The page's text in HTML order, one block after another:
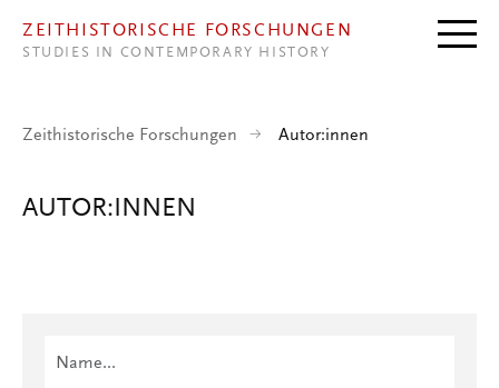
ZEITHISTORISCHE FORSCHUNGEN
STUDIES IN CONTEMPORARY HISTORY
Zeithistorische Forschungen Autor:innen
AUTOR:INNEN